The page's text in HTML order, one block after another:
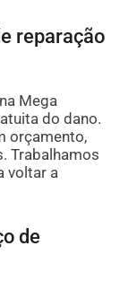
reparação
Mega
do dano.
orçamento,
Trabalhamos
voltar a
de